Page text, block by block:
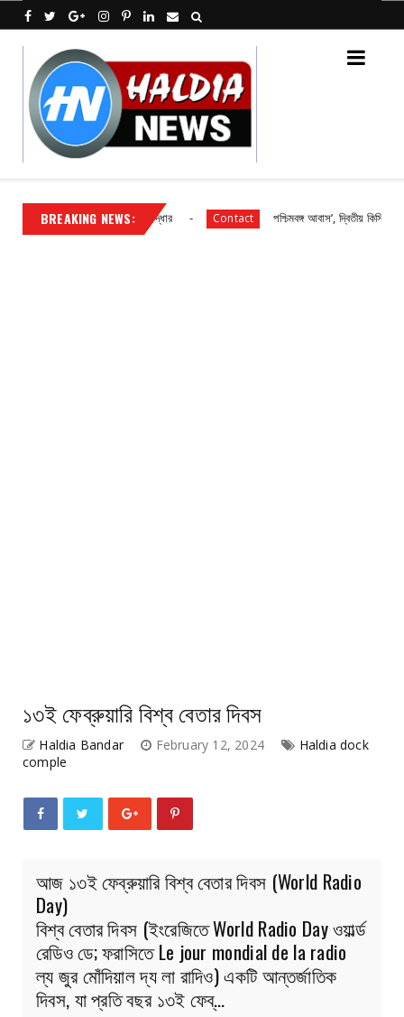
BREAKING NEWS:
লুঠ হওয়া অধিকাংশ সামগ্রী উদ্ধার Contact পশ্চিমবঙ্গ আবাস’, দ্বিতীয় কিস্তির টাকা
১৩ই ফেব্রুয়ারি বিশ্ব বেতার দিবস
Haldia Bandar February 12, 2024
Haldia dock
comple
আজ ১৩ই ফেব্রুয়ারি বিশ্ব বেতার দিবস (World Radio
Day)
বিশ্ব বেতার দিবস (ইংরেজিতে World Radio Day ওয়ার্ল্ড
রেডিও ডে; ফরাসিতে Le jour mondial de la radio
ল্য জুর মোঁদিয়াল দ্য লা রাদিও) একটি আন্তর্জাতিক
দিবস, যা প্রতি বছর ১৩ই ফেব্…